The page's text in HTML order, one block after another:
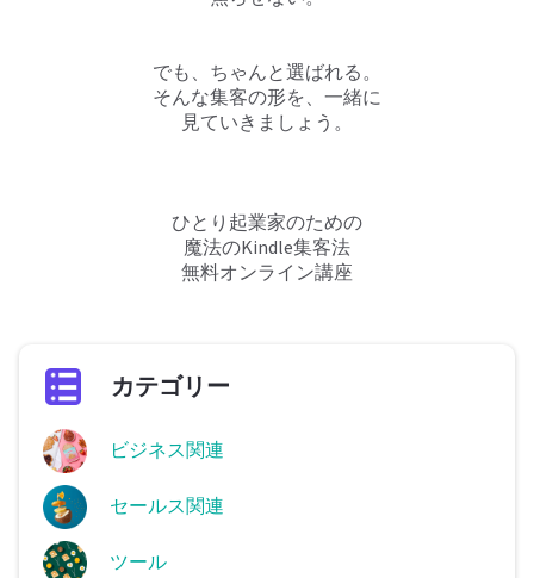
でも、ちゃんと選ばれる。
そんな集客の形を、一緒に
見ていきましょう。
ひとり起業家のための
魔法のKindle集客法
無料オンライン講座
カテゴリー
ビジネス関連
セールス関連
ツール